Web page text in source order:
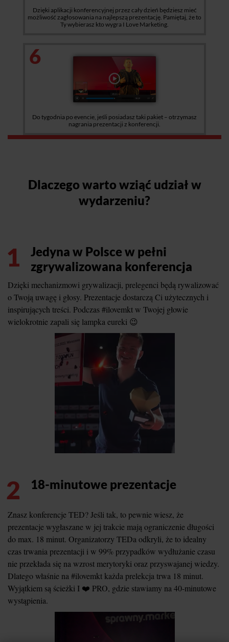
Dzięki aplikacji konferencyjnej przez cały dzień będziesz mieć
możliwość zagłosowania na najlepszą prezentację. Pamiętaj, że to
Ty wybierasz kto wygra I Love Marketing.
6
Do tygodnia po evencie, jeśli posiadasz taki pakiet – otrzymasz
nagrania prezentacji z konferencji.
Dlaczego warto wziąć udział w
wydarzeniu?
1
Jedyna w Polsce w pełni
zgrywalizowana konferencja
Dzięki mechanizmowi grywalizacji, prelegenci będą rywalizować
o Twoją uwagę i głosy. Prezentacje dostarczą Ci użytecznych i
inspirujących treści. Podczas #ilovemkt w Twojej głowie
wielokrotnie zapali się lampka eureki 😉
2 18-minutowe prezentacje
Znasz konferencje TED? Jeśli tak, to pewnie wiesz, że
prezentacje wygłaszane w jej trakcie mają ograniczenie długości
do max. 18 minut. Organizatorzy TEDa odkryli, że to idealny
czas trwania prezentacji i w 99% przypadków wydłużanie czasu
nie przekłada się na wzrost merytoryki oraz przyswajanej wiedzy.
Dlatego właśnie na #ilovemkt każda prelekcja trwa 18 minut.
Wyjątkiem są ścieżki I ❤️ PRO, gdzie stawiamy na 40-minutowe
wystąpienia.